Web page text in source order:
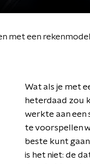
met een rekenmodel
Wat als je met
heterdaad zou
werkte aan een
te voorspellen
beste kunt
is het niet: de